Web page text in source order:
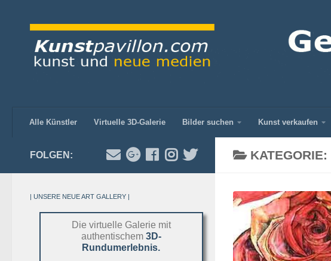
Alle Künstler Virtuelle 3D-Galerie Bilder suchen Kunst verkaufen
KATEGORIE:
FOLGEN:
| UNSERE NEUE ART GALLERY |
Die virtuelle Galerie mit
authentischem 3D-
Rundumerlebnis.